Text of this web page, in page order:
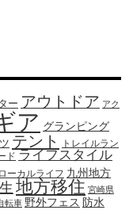
ー アウトドア アク
ア グランピング
テント
トレイルラン
ド ライフスタイル
ローカルライフ 九州地方
地方移住 宮崎県
転車 野外フェス 防水